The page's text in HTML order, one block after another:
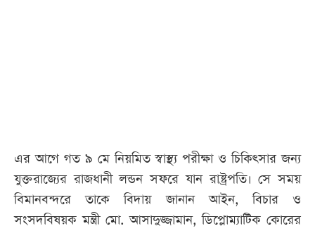
এর আগে গত ৯ মে নিয়মিত স্বাস্থ্য পরীক্ষা ও চিকিৎসার জন্য
যুক্তরাজ্যের রাজধানী লন্ডন সফরে যান রাষ্ট্রপতি। সে সময়
বিমানবন্দরে তাকে বিদায় জানান আইন, বিচার ও
সংসদবিষয়ক মন্ত্রী মো. আসাদুজ্জামান, ডিপ্লোম্যাটিক কোরের